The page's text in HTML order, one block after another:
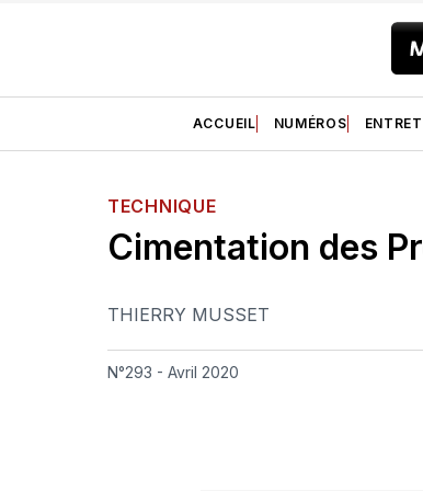
ACCUEIL NUMÉROS
TECHNIQUE
Cimentation des
THIERRY MUSSET
N°293 - Avril 2020